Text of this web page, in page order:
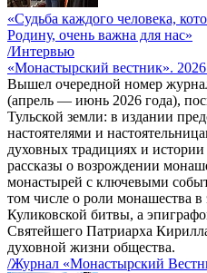
«Судьба каждого человека,
Родину, очень важна для нас»
/Интервью
«Монастырский вестник».
Вышел очередной номер
(апрель — июнь 2026 года),
Тульской земли: в издании
настоятелями и
духовных традициях и
рассказы о возрождении
монастырей с ключевыми
том числе о роли монашества
Куликовской битвы, а
Святейшего Патриарха
духовной жизни общества.
/Журнал «Монастырский